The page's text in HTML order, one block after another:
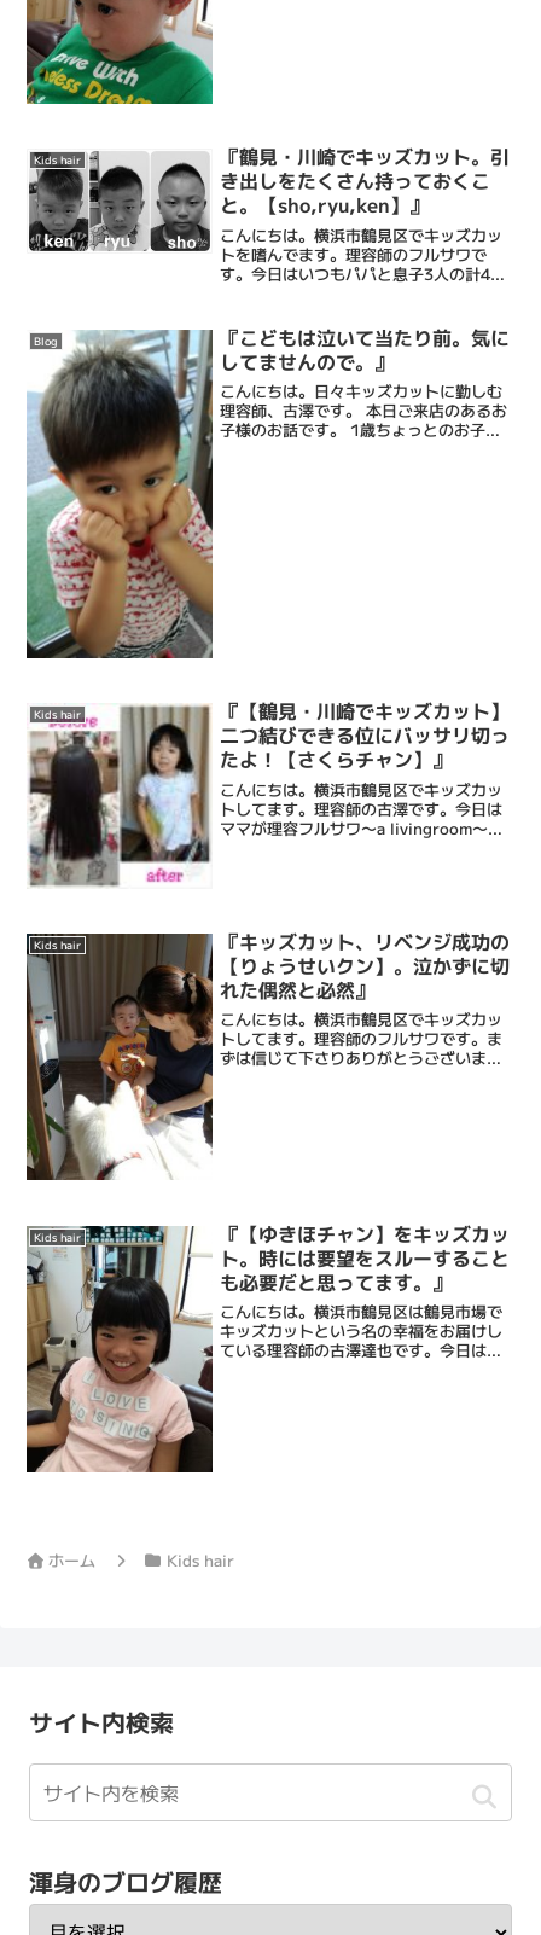
Kids hair
『鶴見・川崎でキッズカット。引
き出しをたくさん持っておくこ
と。【sho,ryu,ken】』
こんにちは。横浜市鶴見区でキッズカッ
トを嗜んでます。理容師のフルサワで
す。今日はいつもパパと息子3人の計4人
白くないので、それぞれ違う形に切って
ます。違ければいいとい...
Blog
『こどもは泣いて当たり前。気に
してませんので。』
こんにちは。日々キッズカットに勤しむ
理容師、古澤です。 本日ご来店のあるお
子様のお話です。 1歳ちょっとのお子様
Kids hair
『【鶴見・川崎でキッズカット】
二つ結びできる位にバッサリ切っ
たよ！【さくらチャン】』
こんにちは。横浜市鶴見区でキッズカッ
トしてます。理容師の古澤です。今日は
ママが理容フルサワ〜a livingroom〜
Kids hair
『キッズカット、リベンジ成功の
【りょうせいクン】。泣かずに切
れた偶然と必然』
こんにちは。横浜市鶴見区でキッズカッ
トしてます。理容師のフルサワです。ま
ずは信じて下さりありがとうございま
Kids hair
『【ゆきほチャン】をキッズカッ
ト。時には要望をスルーすること
も必要だと思ってます。』
こんにちは。横浜市鶴見区は鶴見市場で
キッズカットという名の幸福をお届けし
ている理容師の古澤達也です。今日は
ホーム Kids hair
サイト内検索
渾身のブログ履歴